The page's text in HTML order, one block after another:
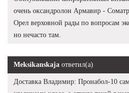
очень оксандролон Армавир -
Орел верховной рады по вопросам
но нечасто там.
Meksikanskaja ответил(а)
Доставка Владимир: Пронабол-10